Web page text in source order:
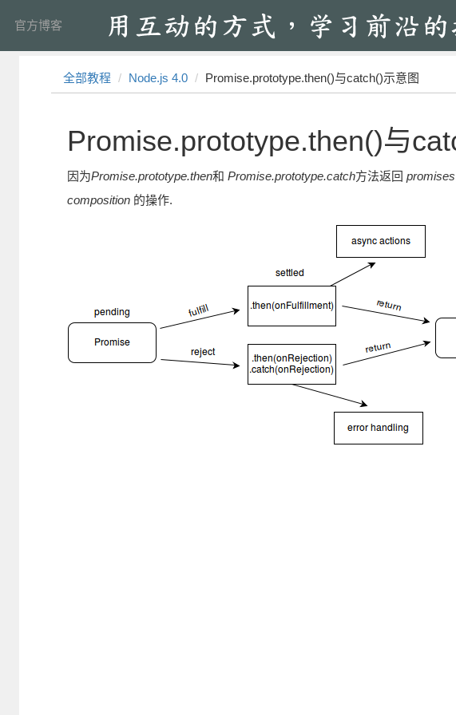
官方博客
全部教程 Node.js 4.0 Promise.prototype.then()与catch()示意图
Promise.prototype.then()与
因为Promise.prototype.then和 Promise.prototype.catch方法返回 promises
composition 的操作.